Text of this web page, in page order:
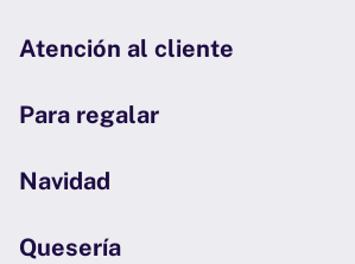
Atención al cliente
Para regalar
Navidad
Quesería